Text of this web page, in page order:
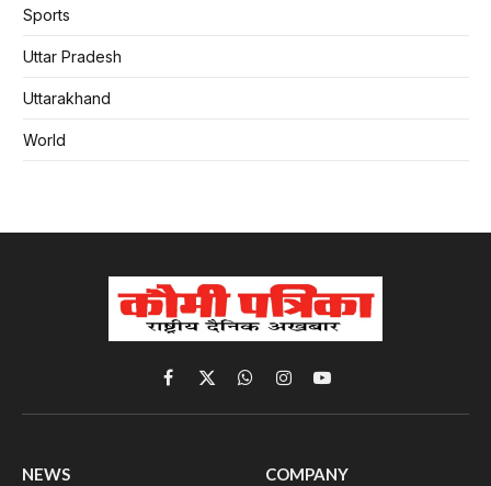
Sports
Uttar Pradesh
Uttarakhand
World
Facebook
X
(Twitter)
WhatsApp
InstagramYouTube
NEWS COMPANY